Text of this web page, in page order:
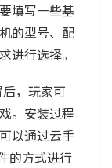
填写一些基
的型号、配
进行选择。
，玩家可
。安装过程
以通过云手
的方式进行